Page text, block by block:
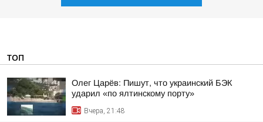
ТОП
Олег Царёв: Пишут, что украинский БЭК
ударил «по ялтинскому порту»
Вчера, 21:48